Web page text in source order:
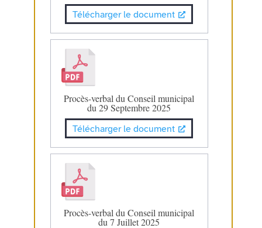
Télécharger le document
Procès-verbal du Conseil municipal
du 29 Septembre 2025
Télécharger le document
Procès-verbal du Conseil municipal
du 7 Juillet 2025